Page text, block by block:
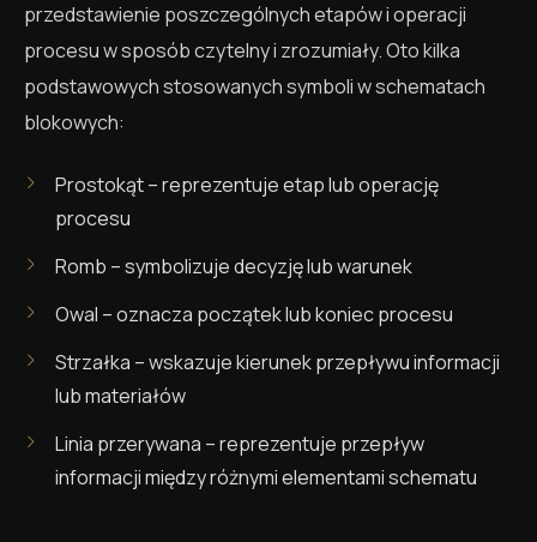
przedstawienie poszczególnych etapów i operacji
procesu w sposób czytelny i zrozumiały. Oto kilka
podstawowych stosowanych symboli w schematach
blokowych:
Prostokąt – reprezentuje etap lub operację
procesu
Romb – symbolizuje decyzję lub warunek
Owal – oznacza początek lub koniec procesu
Strzałka – wskazuje kierunek przepływu informacji
lub materiałów
Linia przerywana – reprezentuje przepływ
informacji między różnymi elementami schematu